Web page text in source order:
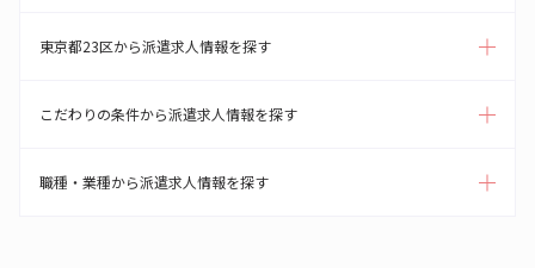
東京都23区から派遣求人情報を探す
こだわりの条件から派遣求人情報を探す
職種・業種から派遣求人情報を探す